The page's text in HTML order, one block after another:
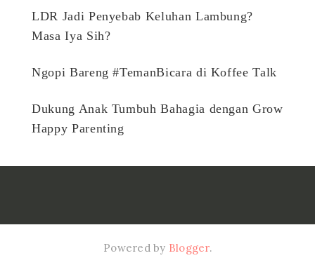
LDR Jadi Penyebab Keluhan Lambung?
Masa Iya Sih?
Ngopi Bareng #TemanBicara di Koffee Talk
Dukung Anak Tumbuh Bahagia dengan Grow
Happy Parenting
Powered by Blogger.